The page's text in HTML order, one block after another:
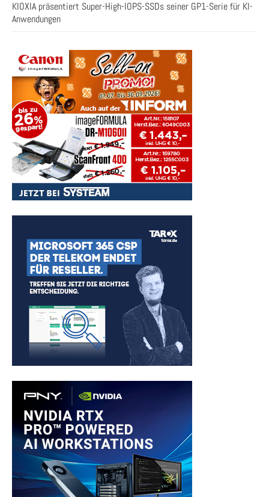
KIOXIA präsentiert Super-High-IOPS-SSDs seiner GP1-Serie für KI-
Anwendungen